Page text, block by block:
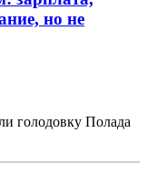
но не
голодовку Полада